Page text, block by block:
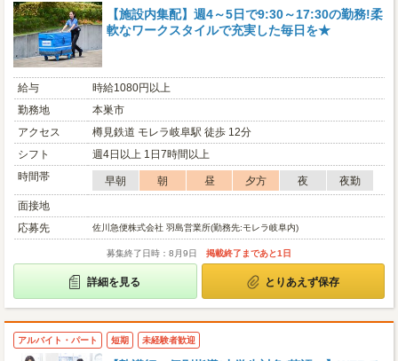
【施設内集配】週4～5日で9:30～17:30の勤務!柔
軟なワークスタイルで充実した毎日を★
給与
時給1080円以上
勤務地
本巣市
アクセス
樽見鉄道 モレラ岐阜駅 徒歩 12分
シフト
週4日以上 1日7時間以上
時間帯
早朝 朝 昼 夕方 夜
夜勤
面接地
応募先
佐川急便株式会社 羽島営業所(勤務先:モレラ岐阜内)
募集終了日時：8月9日 掲載終了まであと1日
詳細を見る とりあえず保存
アルバイト・パート 短期 未経験者歓迎